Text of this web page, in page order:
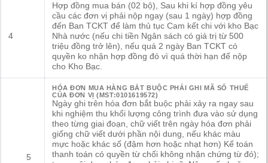
4
Hợp đồng mua bán (02 bộ), Sau khi kí hợp đồng yêu
cầu các đơn vị phải nộp ngay (sau 1 ngày) hợp đồng
đến Ban TCKT để làm thủ tục Cam kết chi với kho Bạc
Nhà nước (nếu chi tiền Ngân sách có giá trị từ 500
triệu đồng trở lên), nếu quá 2 ngày Ban TCKT có
quyền ko nhận hợp đồng đó vì quá thời hạn để nộp
cho Kho Bạc.
5
HÓA ĐƠN MUA HÀNG BẮT BUỘC PHẢI GHI MÃ SỐ THUẾ
CỦA ĐƠN VỊ (MST:0101619572)
Ngày ghi trên hóa đơn bắt buộc phải xảy ra ngay sau
khi nghiệm thu khối lượng công trình đưa vào sử dụng
theo từng giai đoạn, chữ viết trên ngày hóa đơn phải
giống chữ viết dưới phần nội dung, nếu khác màu
mực hoặc khác số (đậm hơn hoặc nhạt hơn) Kế toán
thanh toán có quyền từ chối không nhận chứng từ đó);